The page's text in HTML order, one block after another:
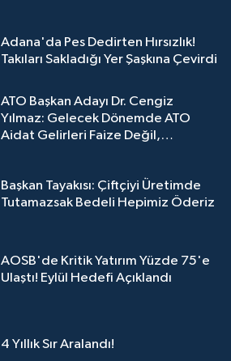
Adana'da Pes Dedirten Hırsızlık!
Takıları Sakladığı Yer Şaşkına Çevirdi
ATO Başkan Adayı Dr. Cengiz
Yılmaz: Gelecek Dönemde ATO
Aidat Gelirleri Faize Değil,
Başkan Tayakısı: Çiftçiyi Üretimde
Tutamazsak Bedeli Hepimiz Öderiz
AOSB'de Kritik Yatırım Yüzde 75'e
Ulaştı! Eylül Hedefi Açıklandı
4 Yıllık Sır Aralandı!